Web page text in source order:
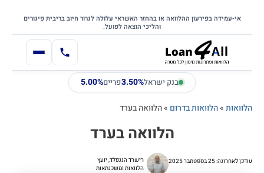
לתוכן
דלג לתוכן הראשי
אי-עמידה בפירעון ההלוואה או בהחזר האשראי עלולה לגרור חיוב בריבית פיגורים
והליכי הוצאה לפועל.
בנק ישראל3.50%פריים5.00%
הלוואות»הלוואות בדרום »הלוואה בערד
הלוואה בערד
עודכן לאחרונה: 25 בספטמבר 2025
רישרד הננפלד, יועץ
הלוואות ומשכנתאות